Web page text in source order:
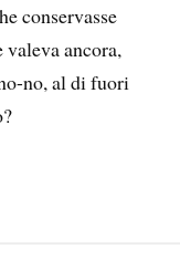
conservasse
valeva ancora,
no, al di fuori